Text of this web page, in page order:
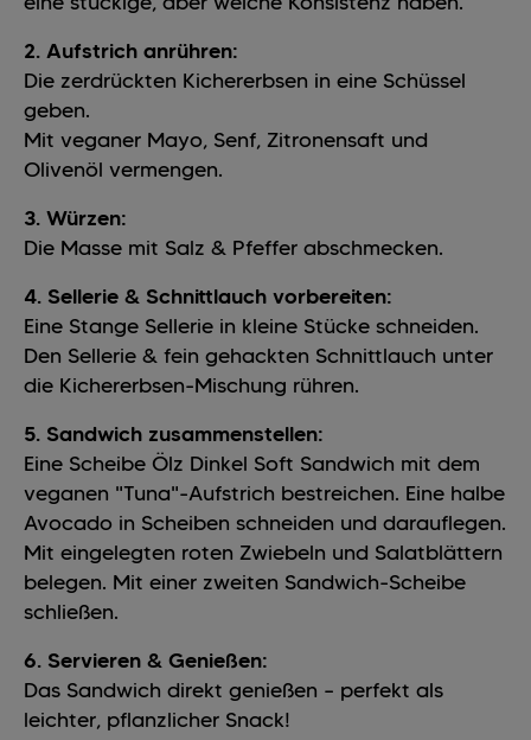
2. Aufstrich anrühren:
Die zerdrückten Kichererbsen in eine Schüssel
geben.
Mit veganer Mayo, Senf, Zitronensaft und
Olivenöl vermengen.
3. Würzen:
Die Masse mit Salz & Pfeffer abschmecken.
4. Sellerie & Schnittlauch vorbereiten:
Eine Stange Sellerie in kleine Stücke schneiden.
Den Sellerie & fein gehackten Schnittlauch unter
die Kichererbsen-Mischung rühren.
5. Sandwich zusammenstellen:
Eine Scheibe Ölz Dinkel Soft Sandwich mit dem
veganen "Tuna"-Aufstrich bestreichen. Eine halbe
Avocado in Scheiben schneiden und darauflegen.
Mit eingelegten roten Zwiebeln und Salatblättern
belegen. Mit einer zweiten Sandwich-Scheibe
schließen.
6. Servieren & Genießen:
Das Sandwich direkt genießen – perfekt als
leichter, pflanzlicher Snack!